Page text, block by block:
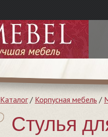
Каталог/ Корпусная мебель /
Стулья